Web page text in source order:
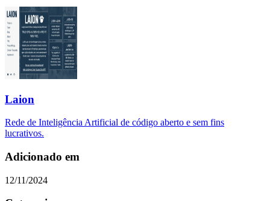
Laion
Rede de Inteligência Artificial de código aberto e sem fins
lucrativos.
Adicionado em
12/11/2024